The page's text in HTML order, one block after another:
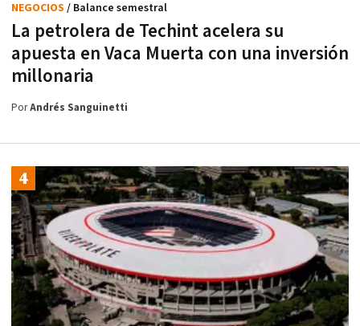
La petrolera de Techint acelera su
apuesta en Vaca Muerta con una inversión
millonaria
NEGOCIOS / Balance semestral
PorAndrés Sanguinetti